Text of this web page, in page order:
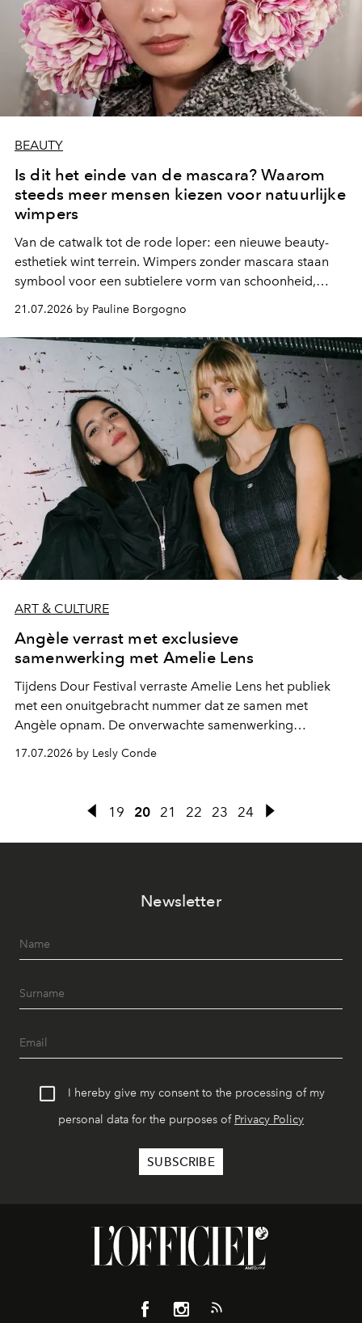
BEAUTY
Is dit het einde van de mascara? Waarom
steeds meer mensen kiezen voor natuurlijke
wimpers
Van de catwalk tot de rode loper: een nieuwe beauty-
esthetiek wint terrein. Wimpers zonder mascara staan
symbool voor een subtielere vorm van schoonheid,
waarin zelfvertrouwen belangrijker is dan een overvloed
aan make-up.
21.07.2026 by Pauline Borgogno
ART & CULTURE
Angèle verrast met exclusieve
samenwerking met Amelie Lens
Tijdens Dour Festival verraste Amelie Lens het publiek
met een onuitgebracht nummer dat ze samen met
Angèle opnam. De onverwachte samenwerking
bevestigt de elektronische koers die de Belgische
zangeres de voorbije maanden steeds nadrukkelijker
17.07.2026 by Lesly Conde
19 20 21 22 23 24
Newsletter
I hereby give my consent to the processing of my
personal data for the purposes of Privacy Policy